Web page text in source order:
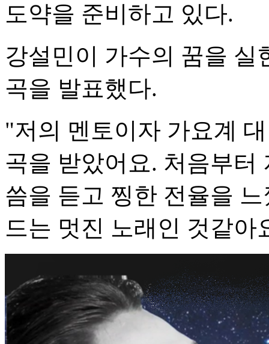
도약을 준비하고 있다.
강설민이 가수의 꿈을 실
곡을 발표했다.
"저의 멘토이자 가요계
곡을 받았어요. 처음부터
씀을 듣고 찡한 전율을
드는 멋진 노래인 것같아